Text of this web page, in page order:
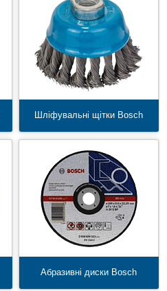
Шліфувальні щітки Bosch
Абразивні диски Bosch